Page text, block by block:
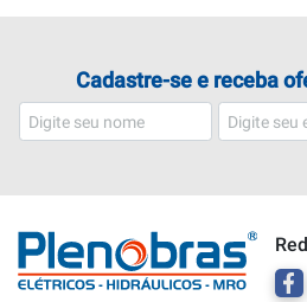
Cadastre-se e receba